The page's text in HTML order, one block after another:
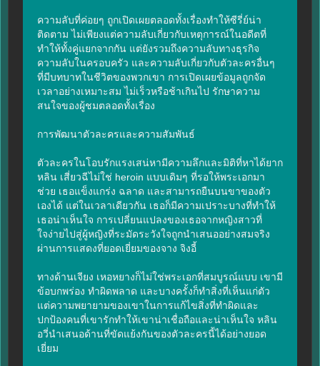
ความลับที่ค่อยๆ ถูกเปิดเผยตลอดทั้งเรื่องทำให้ซีรี่ย์น่า
ติดตาม ไม่เพียงแต่ความลับเกี่ยวกับเหตุการณ์ในอดีตที่
ทำให้ทั้งคู่แยกจากกัน แต่ยังรวมถึงความลับทางธุรกิจ
ความลับในครอบครัว และความลับเกี่ยวกับตัวละครอื่นๆ
ที่มีบทบาทในชีวิตของพวกเขา การเปิดเผยข้อมูลถูกจัด
เวลาอย่างเหมาะสม ไม่เร็วหรือช้าเกินไป รักษาความ
สนใจของผู้ชมตลอดทั้งเรื่อง
การพัฒนาตัวละครและความสัมพันธ์
ตัวละครในโอบรักแรงเสน่หามีความลึกและมิติที่หาได้ยาก
หลิน เสี่ยวฉีไม่ใช่ heroin แบบเดิมๆ ที่รอให้พระเอกมา
ช่วย เธอแข็งแกร่ง ฉลาด และสามารถยืนบนขาของตัว
เองได้ แต่ในเวลาเดียวกัน เธอก็มีความเปราะบางที่ทำให้
เธอน่าเห็นใจ การเปลี่ยนแปลงของเธอจากหญิงสาวที่
ใจง่ายไปสู่ผู้หญิงที่ระมัดระวังใจถูกนำเสนออย่างสมจริง
ผ่านการแสดงที่ยอดเยี่ยมของจาง จิงอี้
ทางด้านเจียง เหอหยางก็ไม่ใช่พระเอกที่สมบูรณ์แบบ เขามี
ข้อบกพร่อง ทำผิดพลาด และบางครั้งก็ทำสิ่งที่เห็นแก่ตัว
แต่ความพยายามของเขาในการแก้ไขสิ่งที่ทำผิดและ
ปกป้องคนที่เขารักทำให้เขาน่าเชื่อถือและน่าเห็นใจ หลิน
อวี่นำเสนอด้านที่ขัดแย้งกันของตัวละครนี้ได้อย่างยอด
เยี่ยม